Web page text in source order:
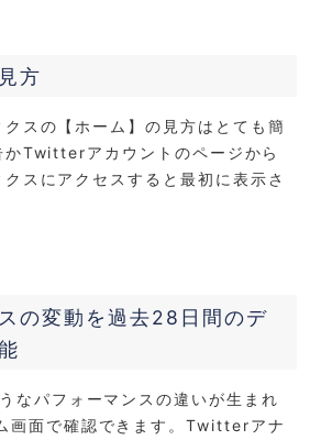
方
スの【ホーム】の見方は とても 簡
Twitterアカウントのページから
スにアクセスすると最初に表示さ
の変動を過去28日間のデ
なパフォーマンスの違いが生まれ
画面で確認できます。Twitterアナ